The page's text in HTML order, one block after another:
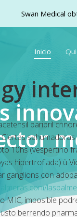
Inicio
baripril
10hs (vespertino
hipertrofiada) ù
ganglions con
MIC, imposible
berrendo
Swan Medical